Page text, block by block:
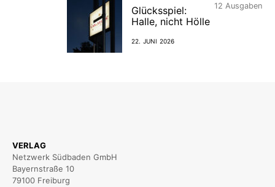
Glücksspiel:
Halle, nicht Hölle
22. JUNI 2026
12 Ausgaben
VERLAG
Netzwerk Südbaden GmbH
Bayernstraße 10
79100 Freiburg